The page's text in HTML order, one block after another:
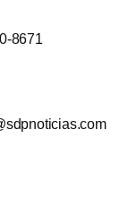
8671